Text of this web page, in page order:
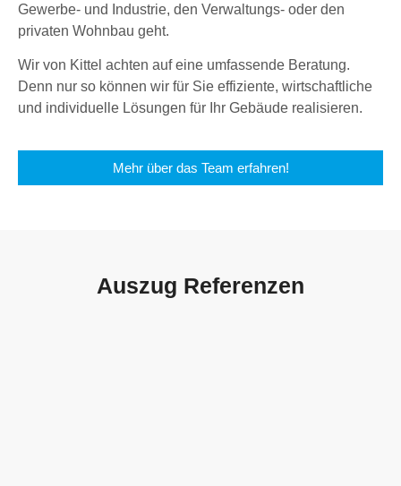
Gewerbe- und Industrie, den Verwaltungs- oder den
privaten Wohnbau geht.
Wir von Kittel achten auf eine umfassende Beratung.
Denn nur so können wir für Sie effiziente, wirtschaftliche
und individuelle Lösungen für Ihr Gebäude realisieren.
Mehr über das Team erfahren!
Auszug Referenzen